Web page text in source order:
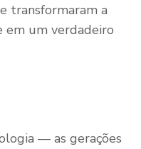
transformaram a
em um verdadeiro
— as gerações